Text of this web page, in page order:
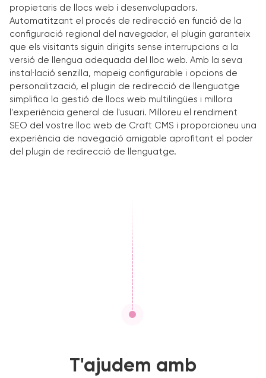
propietaris de llocs web i desenvolupadors.
Automatitzant el procés de redirecció en funció de la
configuració regional del navegador, el plugin garanteix
que els visitants siguin dirigits sense interrupcions a la
versió de llengua adequada del lloc web. Amb la seva
instal·lació senzilla, mapeig configurable i opcions de
personalització, el plugin de redirecció de llenguatge
simplifica la gestió de llocs web multilingües i millora
l'experiència general de l'usuari. Milloreu el rendiment
SEO del vostre lloc web de Craft CMS i proporcioneu una
experiència de navegació amigable aprofitant el poder
del plugin de redirecció de llenguatge.
T'ajudem amb